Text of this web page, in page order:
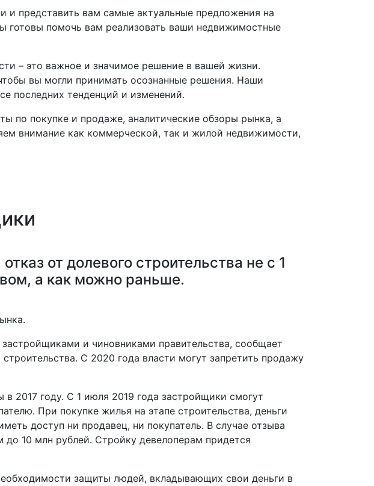
представить вам самые актуальные предложения на
готовы помочь вам реализовать ваши недвижимостные
– это важное и значимое решение в вашей жизни.
вы могли принимать осознанные решения. Наши
последних тенденций и изменений.
по покупке и продаже, аналитические обзоры рынка, а
внимание как коммерческой, так и жилой недвижимости,
от долевого строительства не с 1
а как можно раньше.
и чиновниками правительства, сообщает
С 2020 года власти могут запретить продажу
2017 году. С 1 июля 2019 года застройщики смогут
При покупке жилья на этапе строительства, деньги
доступ ни продавец, ни покупатель. В случае отзыва
10 млн рублей. Стройку девелоперам придется
защиты людей, вкладывающих свои деньги в